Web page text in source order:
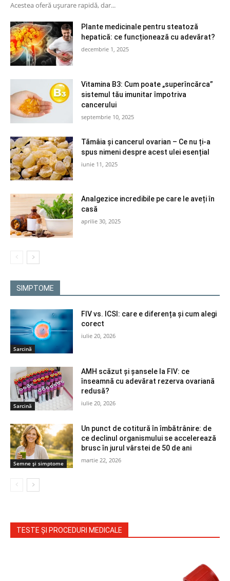
Acestea oferă ușurare rapidă, dar...
Plante medicinale pentru steatoză
hepatică: ce funcționează cu adevărat?
decembrie 1, 2025
Vitamina B3: Cum poate „superîncărca”
sistemul tău imunitar împotriva
cancerului
septembrie 10, 2025
Tămâia și cancerul ovarian – Ce nu ți-a
spus nimeni despre acest ulei esențial
iunie 11, 2025
Analgezice incredibile pe care le aveți în
casă
aprilie 30, 2025
SIMPTOME
Sarcină
FIV vs. ICSI: care e diferența și cum alegi
corect
iulie 20, 2026
Sarcină
AMH scăzut și șansele la FIV: ce
înseamnă cu adevărat rezerva ovariană
redusă?
iulie 20, 2026
Semne și simptome
Un punct de cotitură în îmbătrânire: de
ce declinul organismului se accelerează
brusc în jurul vârstei de 50 de ani
martie 22, 2026
TESTE ȘI PROCEDURI MEDICALE